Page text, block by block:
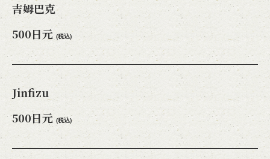
吉姆巴克
500日元 (税込)
Jinfizu
500日元 (税込)